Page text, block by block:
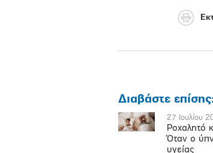
Διαβάστε
27 Ιουλίου
Ροχαλητό
Όταν ο
υγείας